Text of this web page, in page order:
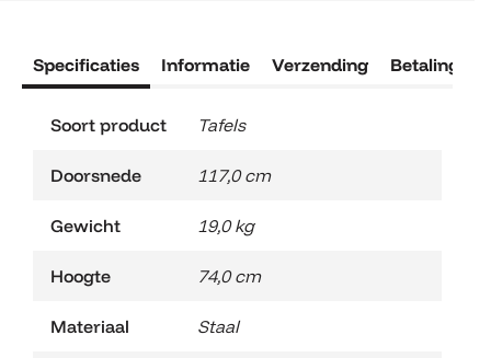
Specificaties Informatie Verzending Betaling
Soort product Tafels
Doorsnede 117,0 cm
Gewicht 19,0 kg
Hoogte 74,0 cm
Materiaal Staal